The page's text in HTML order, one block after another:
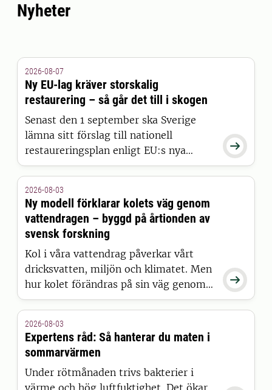
Nyheter

2026-08-07
Ny EU-lag kräver storskalig
restaurering – så går det till i skogen
Senast den 1 september ska Sverige
lämna sitt förslag till nationell
restaureringsplan enligt EU:s nya
naturrestaureringslag. Men hur
Det undersöker SLU:s Skogen &
människan i ett nytt poddavsnitt.

2026-08-03
Ny modell förklarar kolets väg genom
vattendragen – byggd på årtionden av
svensk forskning
Kol i våra vattendrag påverkar vårt
dricksvatten, miljön och klimatet. Men
hur kolet förändras på sin väg genom
landskapet har länge varit svårt att
SLU en ny modell som kan ge den
hittills mest kompletta bilden – och
resultaten publiceras i Nature Water.
2026-08-03
Expertens råd: Så hanterar du maten i
sommarvärmen
Under rötmånaden trivs bakterier i